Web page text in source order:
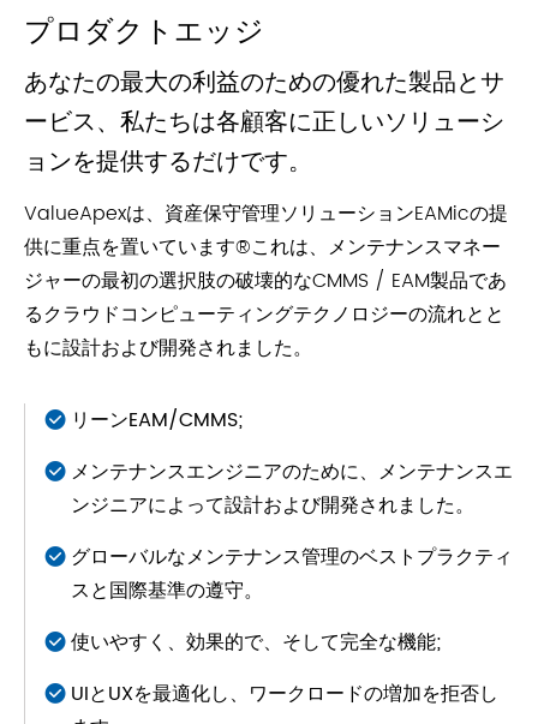
プロダクトエッジ
あなたの最大の利益のための優れた製品とサ
ービス、私たちは各顧客に正しいソリューシ
ョンを提供するだけです。
ValueApexは、資産保守管理ソリューションEAMicの提
供に重点を置いています®これは、メンテナンスマネー
ジャーの最初の選択肢の破壊的なCMMS / EAM製品であ
るクラウドコンピューティングテクノロジーの流れとと
もに設計および開発されました。
リーンEAM/CMMS;
メンテナンスエンジニアのために、メンテナンスエ
ンジニアによって設計および開発されました。
グローバルなメンテナンス管理のベストプラクティ
スと国際基準の遵守。
使いやすく、効果的で、そして完全な機能;
UIとUXを最適化し、ワークロードの増加を拒否し